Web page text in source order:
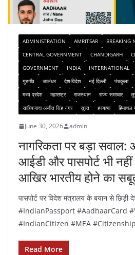
ADMINISTRATION AMRITSAR
BREAKING
CENTRAL GOVERNMENT
CHANDIGARH
GOVERNMENT
INDIA INTERNATIONAL
गुडगाँव
जालंधर देश-विदेश नई दिल्ली पंचकुला
मध्य प्रदेश
महाराष्ट्र राजस्थान राज्य समाचार
साहिबजादा अजीत सिंह नगर
सूरत हरयाणा हिमाचल
June 30, 2026 admin
नागरिकता पर बड़ा सवाल:
आईडी और पासपोर्ट भी
आखिर भारतीय होने का
पासपोर्ट पर विदेश मंत्रालय के बयान से
#IndianPassport #AadhaarCard
#IndianCitizen #MEA
Read More